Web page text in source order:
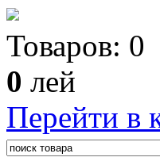
Товаров: 0
0 лей
Перейти в